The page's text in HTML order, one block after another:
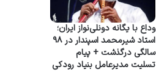
وداع با یگانه دونلی‌نواز ایران؛
استاد شیرمحمد اسپندار در ۹۸
سالگی درگذشت + پیام
تسلیت مدیرعامل بنیاد رودکی